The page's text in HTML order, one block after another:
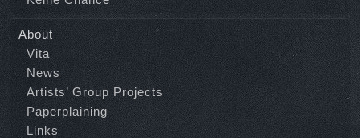
About
Vita
News
Artists’ Group Projects
Paperplaining
Links